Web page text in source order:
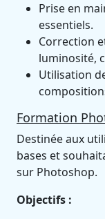
Prise en
essentiels.
Correction
luminosité,
Utilisation
Formation
Destinée aux
bases et
sur Photoshop.
Objectifs :